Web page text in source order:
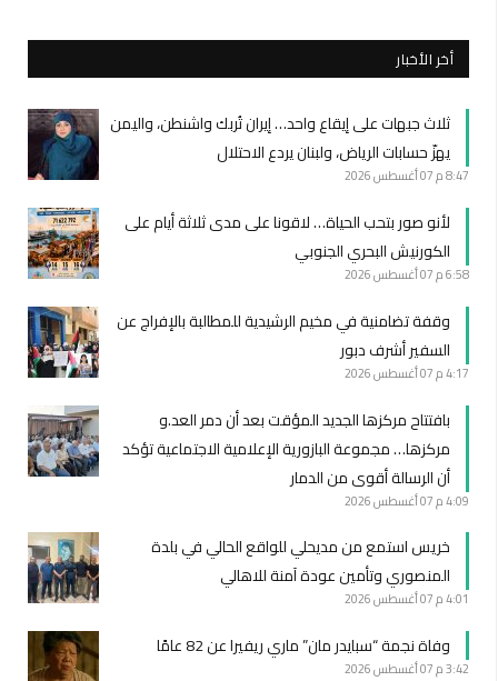
أخر الأخبار
ثلاث جبهات على إيقاع واحد… إيران تُربك واشنطن، واليمن
يهزّ حسابات الرياض، ولبنان يردع الاحتلال
8:47 م 07 أغسطس 2026
لأنو صور بتحب الحياة… لاقونا على مدى ثلاثة أيام على
الكورنيش البحري الجنوبي
6:58 م 07 أغسطس 2026
وقفة تضامنية في مخيم الرشيدية للمطالبة بالإفراج عن
السفير أشرف دبور
4:17 م 07 أغسطس 2026
بافتتاح مركزها الجديد المؤقت بعد أن دمر العد.و
مركزها… مجموعة البازورية الإعلامية الاجتماعية تؤكد
أن الرسالة أقوى من الدمار
4:09 م 07 أغسطس 2026
خريس استمع من مديحلي للواقع الحالي في بلدة
المنصوري وتأمين عودة آمنة للاهالي
4:01 م 07 أغسطس 2026
وفاة نجمة “سبايدر مان” ماري ريفيرا عن 82 عامًا
3:42 م 07 أغسطس 2026